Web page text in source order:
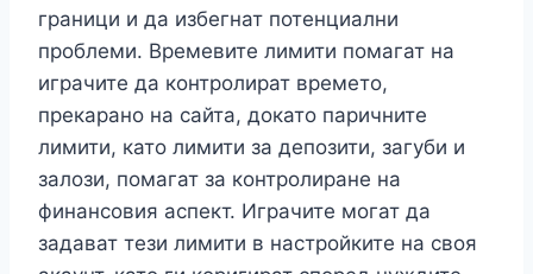
граници и да избегнат потенциални
проблеми. Времевите лимити помагат на
играчите да контролират времето,
прекарано на сайта, докато паричните
лимити, като лимити за депозити, загуби и
залози, помагат за контролиране на
финансовия аспект. Играчите могат да
задават тези лимити в настройките на своя